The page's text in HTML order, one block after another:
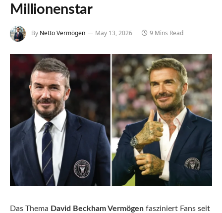
Millionenstar
By Netto Vermögen May 13, 2026 9 Mins Read
Das Thema David Beckham Vermögen fasziniert Fans seit